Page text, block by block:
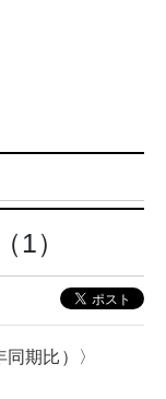
1）
期比）〉